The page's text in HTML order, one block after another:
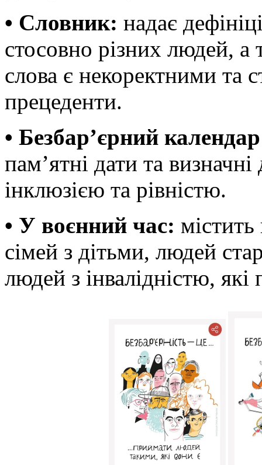
• Словник: надає
стосовно різних людей,
слова є некоректними та
прецеденти.
• Безбар’єрний
пам’ятні дати та визначні
інклюзією та рівністю.
• У воєнний час:
сімей з дітьми, людей
людей з інвалідністю,